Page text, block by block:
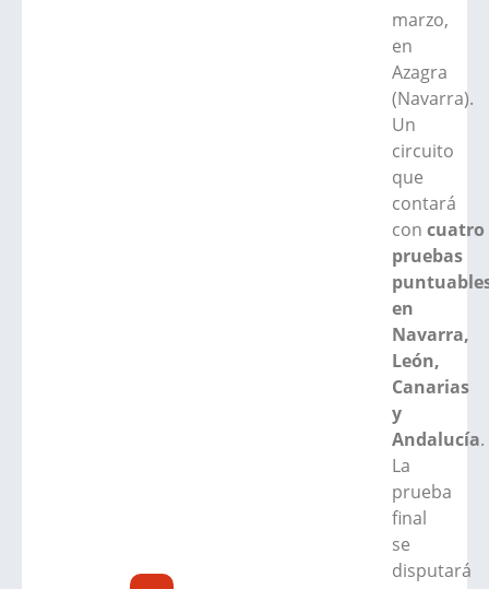
marzo,
en
Azagra
(Navarra).
Un
circuito
que
contará
concuatro
pruebas
en
Navarra,
León,
Canarias
y
Andalucía.
La
prueba
final
se
disputará